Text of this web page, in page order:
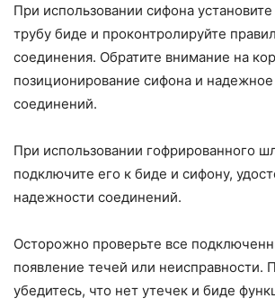
При использовании сифона
трубу биде и проконтролируйте
соединения. Обратите внимание на
позиционирование сифона и
соединений.
При использовании гофрированного
подключите его к биде и сифону,
надежности соединений.
Осторожно проверьте все
появление течей или неисправности.
убедитесь, что нет утечек и биде